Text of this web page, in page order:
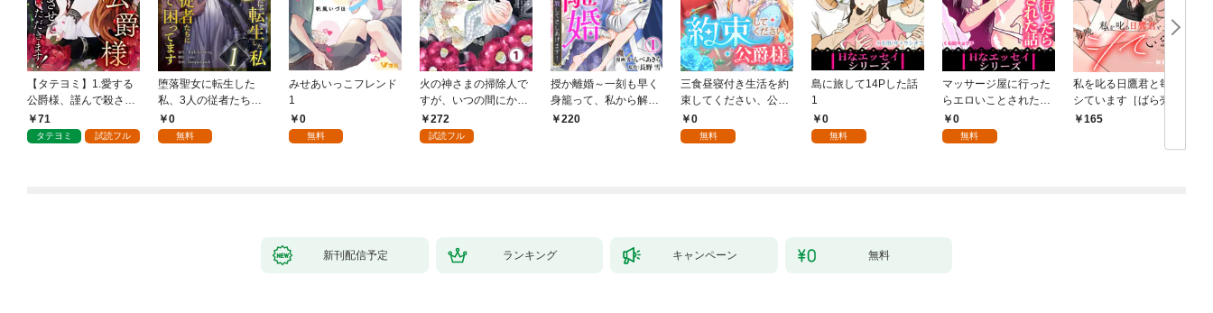
【タテヨミ】1.愛する
公爵様、謹んで殺させ
ていただきます！
71
タテヨミ 試読フル
堕落聖女に転生した
私、3人の従者たちに
抱かれて困ってます 第
1話
0
無料
みせあいっこフレンド
1
0
無料
火の神さまの掃除人で
すが、いつの間にか花
嫁として溺愛されてい
ます【単話】（１）
272
試読フル
授か離婚～一刻も早く
身籠って、私から解放
してさしあげます！1
220
三食昼寝付き生活を約
束してください、公爵
様 1話
0
無料
島に旅して14Pした話
1
0
無料
マッサージ屋に行った
らエロいことされた話
1 0
無料
私を叱る日鷹君と毎晩
シています［ばら売
り］ 第1話
165
新刊配信予定 ランキング キャンペーン 無料